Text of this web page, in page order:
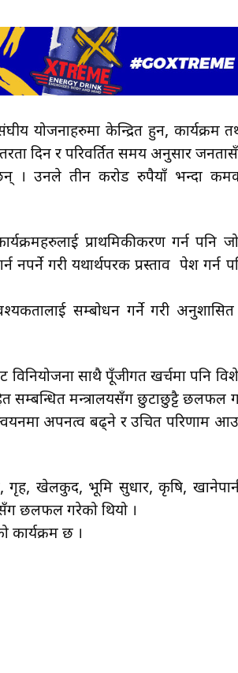
योजनाहरुमा केन्द्रित हुन, कार्यक्रम
दिन र परिवर्तित समय अनुसार
छन् । उनले तीन करोड रुपैयाँ भन्दा
प्राथमिकीकरण गर्न पनि
नपर्ने गरी यथार्थपरक प्रस्ताव पेश गर्न
सम्बोधन गर्ने गरी
साथै पूँजीगत खर्चमा पनि
सम्बन्धित मन्त्रालयसँग छुटाछुट्टै छलफल
अपनत्व बढ्ने र उचित परिणाम
गृह, खेलकुद, भूमि सुधार, कृषि,
छलफल गरेको थियो ।
कार्यक्रम छ ।